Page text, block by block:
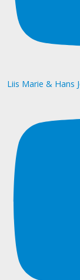
Liis Marie & Hans